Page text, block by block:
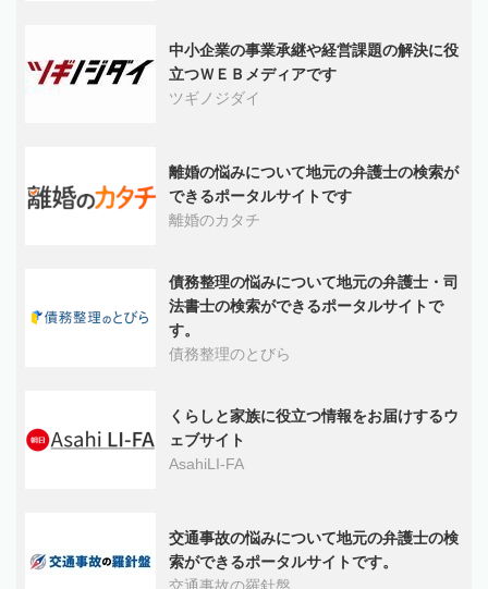
中小企業の事業承継や経営課題の解決に役
立つＷＥＢメディアです
ツギノジダイ
離婚の悩みについて地元の弁護士の検索が
できるポータルサイトです
離婚のカタチ
債務整理の悩みについて地元の弁護士・司
法書士の検索ができるポータルサイトで
す。
債務整理のとびら
くらしと家族に役立つ情報をお届けするウ
ェブサイト
AsahiLI-FA
交通事故の悩みについて地元の弁護士の検
索ができるポータルサイトです。
交通事故の羅針盤